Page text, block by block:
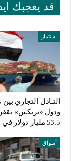
قد يعجبك
استثمار
التبادل التجاري
ودول «بريكس»
53.5 مليار دولار في 2025
أسواق